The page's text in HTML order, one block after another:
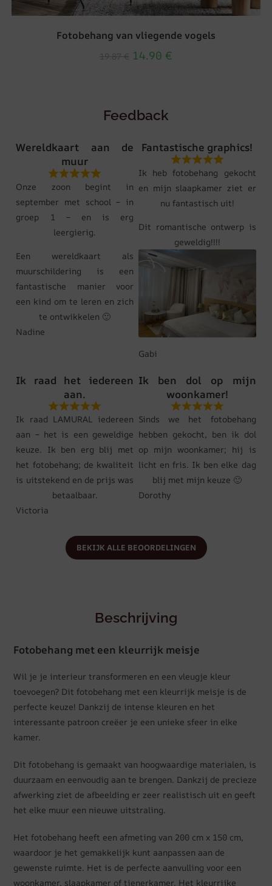
Fotobehang van vliegende vogels
14.90 €
Feedback
Wereldkaart aan de
muur
Onze zoon begint in
september met school – in
groep 1 – en is erg
leergierig.
Een wereldkaart als
muurschildering is een
fantastische manier voor
een kind om te leren en zich
te ontwikkelen 🙂
Nadine
Fantastische graphics!
Ik heb fotobehang gekocht
en mijn slaapkamer ziet er
nu fantastisch uit!
Dit romantische ontwerp is
geweldig!!!!
Gabi
Ik raad het iedereen
aan.
Ik raad LAMURAL iedereen
aan – het is een geweldige
keuze. Ik ben erg blij met
het fotobehang; de kwaliteit
is uitstekend en de prijs was
betaalbaar.
Victoria
Ik ben dol op mijn
woonkamer!
Sinds we het fotobehang
hebben gekocht, ben ik dol
op mijn woonkamer; hij is
licht en fris. Ik ben elke dag
blij met mijn keuze 🙂
Dorothy
BEKIJK ALLE BEOORDELINGEN
Beschrijving
Fotobehang met een kleurrijk meisje
Wil je je interieur transformeren en een vleugje kleur
toevoegen? Dit fotobehang met een kleurrijk meisje is de
perfecte keuze! Dankzij de intense kleuren en het
interessante patroon creëer je een unieke sfeer in elke
kamer.
Dit fotobehang is gemaakt van hoogwaardige materialen, is
duurzaam en eenvoudig aan te brengen. Dankzij de precieze
afwerking ziet de afbeelding er zeer realistisch uit en geeft
het elke muur een nieuwe uitstraling.
Het fotobehang heeft een afmeting van 200 cm x 150 cm,
waardoor je het gemakkelijk kunt aanpassen aan de
gewenste ruimte. Het is de perfecte aanvulling voor een
woonkamer, slaapkamer of tienerkamer. Het kleurrijke